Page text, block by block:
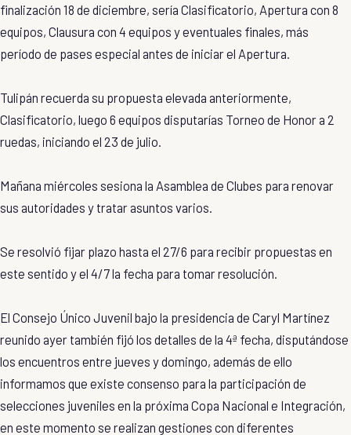
finalización 18 de diciembre, sería Clasificatorio, Apertura con 8
equipos, Clausura con 4 equipos y eventuales finales, más
período de pases especial antes de iniciar el Apertura.
Tulipán recuerda su propuesta elevada anteriormente,
Clasificatorio, luego 6 equipos disputarías Torneo de Honor a 2
ruedas, iniciando el 23 de julio.
Mañana miércoles sesiona la Asamblea de Clubes para renovar
sus autoridades y tratar asuntos varios.
Se resolvió fijar plazo hasta el 27/6 para recibir propuestas en
este sentido y el 4/7 la fecha para tomar resolución.
El Consejo Único Juvenil bajo la presidencia de Caryl Martínez
reunido ayer también fijó los detalles de la 4ª fecha, disputándose
los encuentros entre jueves y domingo, además de ello
informamos que existe consenso para la participación de
selecciones juveniles en la próxima Copa Nacional e Integración,
en este momento se realizan gestiones con diferentes